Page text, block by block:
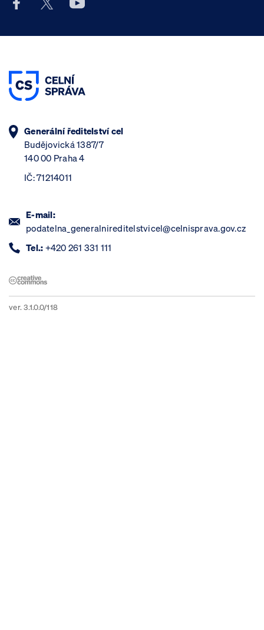
Generální ředitelství cel
Budějovická 1387/7
140 00 Praha 4
IČ: 71214011
E-mail:
podatelna_generalnireditelstvicel@celnisprava.gov.cz
Tel.: +420 261 331 111
ver. 3.1.0.0/118